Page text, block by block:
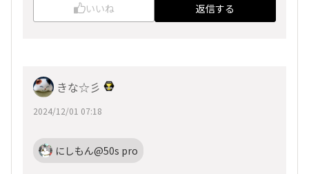
いいね 返信する
きな☆彡
2024/12/01 07:18
にしもん@50s pro